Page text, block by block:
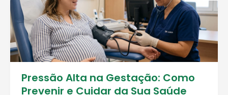
Pressão Alta na Gestação: Como
Prevenir e Cuidar da Sua Saúde